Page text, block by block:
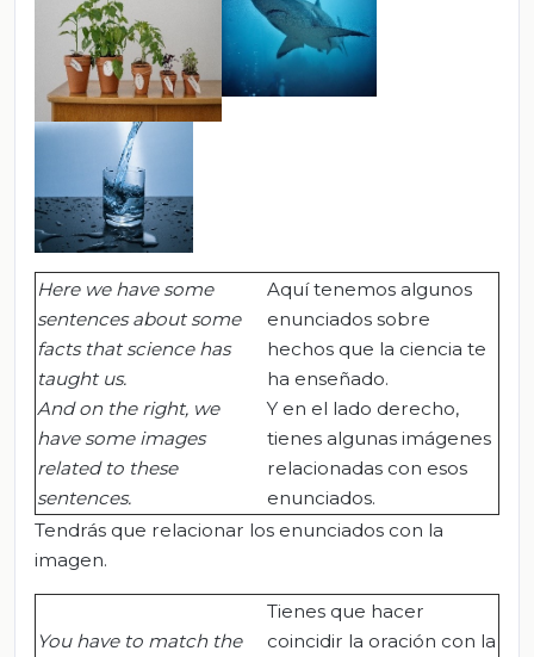
Here we have some
sentences about some
facts that science has
taught us.
And on the right, we
have some images
related to these
sentences.
Aquí tenemos algunos
enunciados sobre
hechos que la ciencia te
ha enseñado.
Y en el lado derecho,
tienes algunas imágenes
relacionadas con esos
enunciados.
Tendrás que relacionar los enunciados con la
imagen.
You have to match the
Tienes que hacer
coincidir la oración con la